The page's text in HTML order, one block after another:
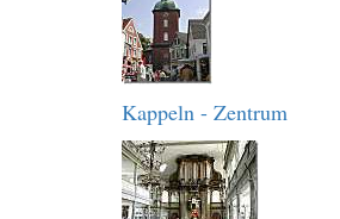
Kappeln - Zentrum